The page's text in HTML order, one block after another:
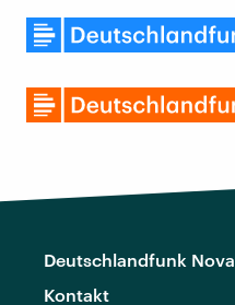
Deutschlandfunk Nova
Kontakt